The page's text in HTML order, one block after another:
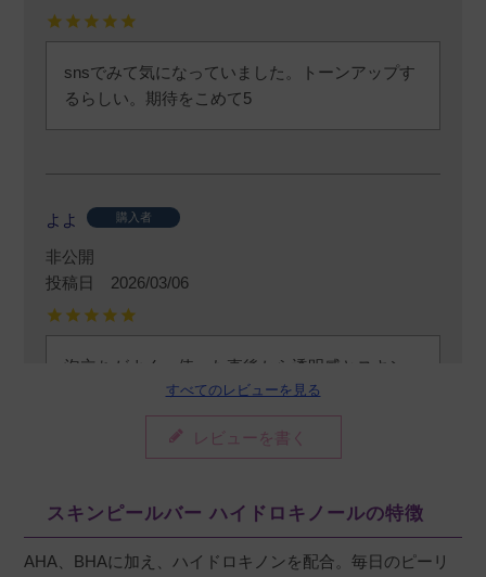
snsでみて気になっていました。トーンアップす
るらしい。期待をこめて5
よよ 購入者
非公開
投稿日
2026/03/06
泡立ちがよく、使った直後から透明感とスキン
トーンアップを感じられます。
私が乾燥肌なので、乾燥肌な人はコックリ系の
保湿はマストです
さっちゃん 購入者
すべてのレビューを見る
レビューを書く
スキンピールバー ハイドロキノールの特徴
AHA、BHAに加え、ハイドロキノンを配合。毎日のピーリ